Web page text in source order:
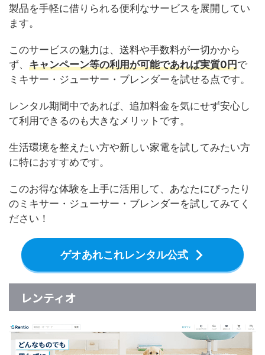
製品を手軽に借りられる便利なサービスを展開してい
ます。
このサービスの魅力は、送料や手数料が一切かから
ず、 キャンペーン等の利用が可能であれば実質0円で
ミキサー・ジューサー・ブレンダーを試せる点です。
レンタル期間中であれば、追加料金を気にせず安心し
て利用できるのも大きなメリットです。
生活環境を整えたい方や新しい家電を試してみたい方
に特におすすめです。
このお得な体験を上手に活用して、あなたにぴったり
のミキサー・ジューサー・ブレンダーを試してみてく
ださい！
ゲオあれこれレンタル公式
レンティオ